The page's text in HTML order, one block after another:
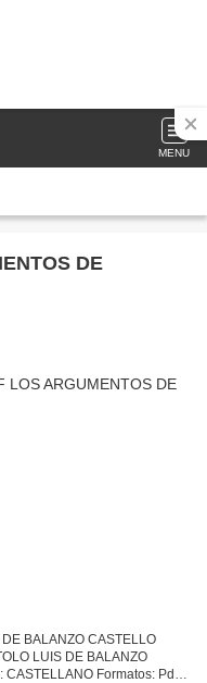
MENU
DE
BALANZO CASTELLO
LUIS DE BALANZO
Formatos: Pdf,